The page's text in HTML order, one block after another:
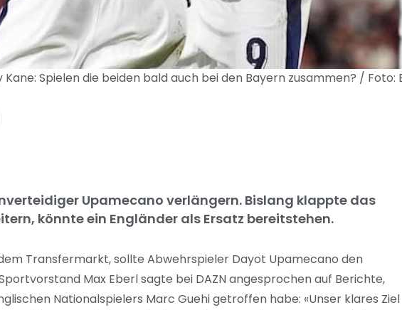
Spielen die beiden bald auch bei den Bayern zusammen? /
Upamecano verlängern. Bislang klappte das
könnte ein Engländer als Ersatz bereitstehen.
Transfermarkt, sollte Abwehrspieler Dayot Upamecano den
Max Eberl sagte bei DAZN angesprochen auf Berichte,
Nationalspielers Marc Guehi getroffen habe: «Unser klares Ziel